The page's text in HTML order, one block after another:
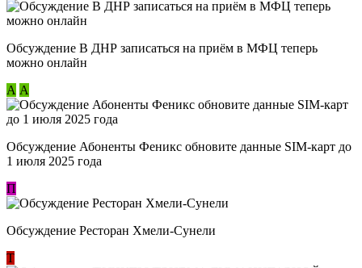
Обсуждение В ДНР записаться на приём в МФЦ теперь
можно онлайн
А А
Обсуждение Абоненты Феникс обновите данные SIM-карт до
1 июля 2025 года
П
Обсуждение Ресторан Хмели-Сунели
Т